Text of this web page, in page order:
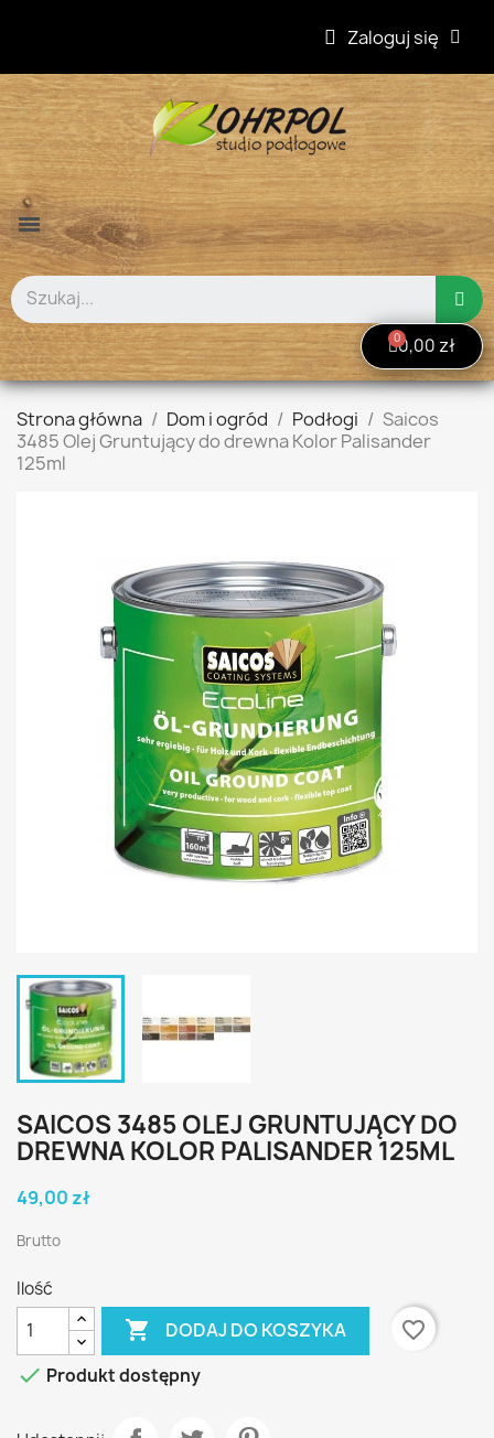
Zaloguj się
0,00 zł
Strona główna Dom i ogród Podłogi
Saicos
3485 Olej Gruntujący do drewna Kolor Palisander
125ml
SAICOS 3485 OLEJ GRUNTUJĄCY DO
DREWNA KOLOR PALISANDER 125ML
49,00 zł
Brutto
Ilość
 DODAJ DO KOSZYKA
favorite_border
 Produkt dostępny